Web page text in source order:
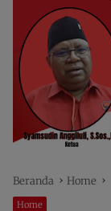
Beranda Home
Home